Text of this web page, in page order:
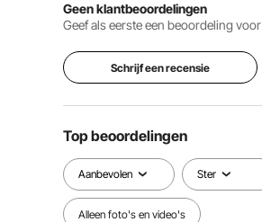
Geen klantbeoordelingen
Geef als eerste een beoordeling
Schrijf een recensie
Top beoordelingen
Aanbevolen Ster
Alleen foto's en video's